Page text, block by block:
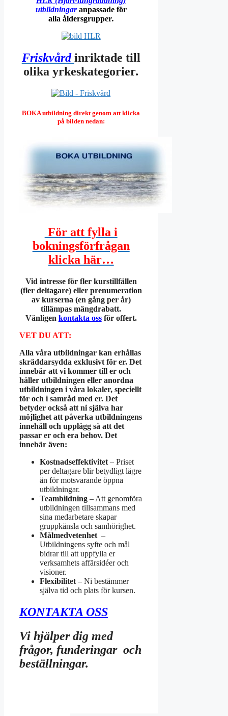
utbildningar anpassade för
alla åldersgrupper.
Friskvård inriktade till
olika yrkeskategorier.
BOKA utbildning direkt genom att klicka
på bilden nedan:
För att fylla i
bokningsförfrågan
klicka här…
Vid intresse för fler kurstillfällen
(fler deltagare) eller prenumeration
av kurserna (en gång per år)
tillämpas mängdrabatt.
Vänligen kontakta ossför offert.
VET DU ATT:
Alla våra utbildningar kan erhållas
skräddarsydda exklusivt för er. Det
innebär att vi kommer till er och
håller utbildningen eller anordna
utbildningen i våra lokaler, speciellt
för och i samråd med er. Det
betyder också att ni själva har
möjlighet att påverka utbildningens
innehåll och upplägg så att det
passar er och era behov. Det
innebär även:
Kostnadseffektivitet – Priset
per deltagare blir betydligt lägre
än för motsvarande öppna
utbildningar.
Teambildning – Att genomföra
utbildningen tillsammans med
sina medarbetare skapar
gruppkänsla och samhörighet.
Målmedvetenhet –
Utbildningens syfte och mål
bidrar till att uppfylla er
verksamhets affärsidéer och
visioner.
Flexibilitet – Ni bestämmer
själva tid och plats för kursen.
KONTAKTA OSS
Vi hjälper dig med
frågor, funderingar och
beställningar.